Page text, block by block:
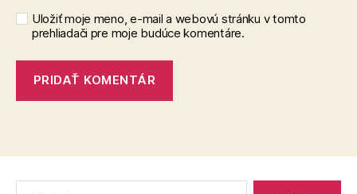
Uložiť moje meno, e-mail a webovú stránku v tomto
prehliadači pre moje budúce komentáre.